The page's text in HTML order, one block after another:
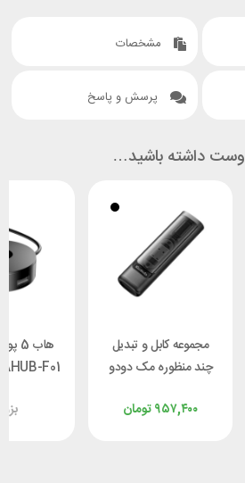
مشخصات
پرسش و پاسخ
داشته باشید…
مجموعه کابل و تبدیل
چند منظوره مک دودو
طول 0.3 متر
تومان۹۵۷,۴۰۰
F01